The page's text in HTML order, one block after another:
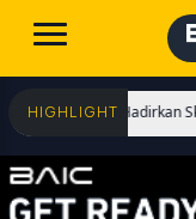
HIGHLIGHT
Hadirkan Skin Soul